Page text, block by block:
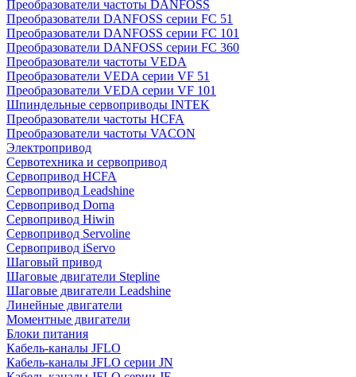
Преобразователи частоты DANFOSS
Преобразователи DANFOSS серии FC 51
Преобразователи DANFOSS серии FC 101
Преобразователи DANFOSS серии FC 360
Преобразователи частоты VEDA
Преобразователи VEDA серии VF 51
Преобразователи VEDA серии VF 101
Шпиндельные сервоприводы INTEK
Преобразователи частоты HCFA
Преобразователи частоты VACON
Электропривод
Сервотехника и сервопривод
Сервопривод HCFA
Сервопривод Leadshine
Сервопривод Dorna
Сервопривод Hiwin
Сервопривод Servoline
Сервопривод iServo
Шаговый привод
Шаговые двигатели Stepline
Шаговые двигатели Leadshine
Линейные двигатели
Моментные двигатели
Блоки питания
Кабель-каналы JFLO
Кабель-каналы JFLO серии JN